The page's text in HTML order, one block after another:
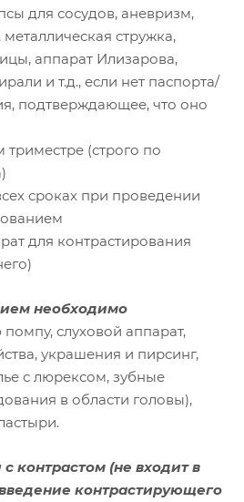
для сосудов, аневризм,
стружка,
аппарат Илизарова,
и т.д., если нет паспорта/
подтверждающее, что оно
триместре (строго по
сроках при проведении
для контрастирования
необходимо
слуховой аппарат,
украшения и пирсинг,
с люрексом, зубные
в области головы),
контрастом (не входит в
контрастирующего